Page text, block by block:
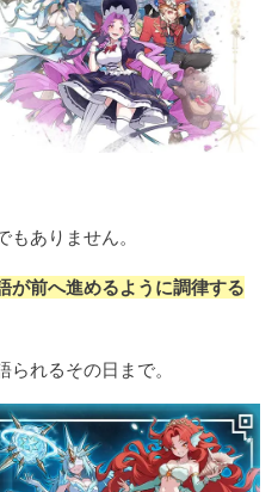
ありません。
が前へ進めるように調律する
れるその日まで。